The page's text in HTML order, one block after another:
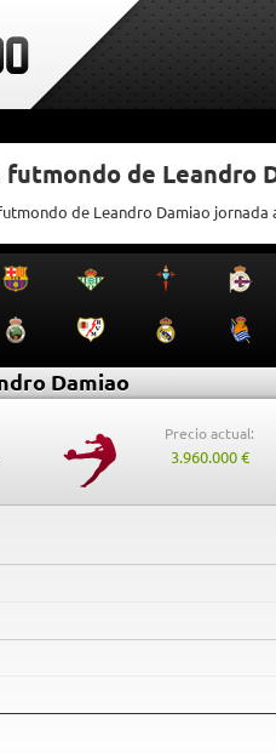
de Leandro
de Leandro Damiao jornada
Damiao
Precio actual:
3.960.000 €